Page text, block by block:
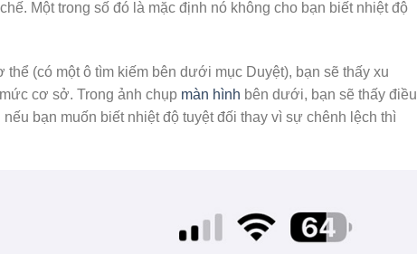
Một trong số đó là mặc định nó không cho bạn biết nhiệt độ
(có một ô tìm kiếm bên dưới mục Duyệt), bạn sẽ thấy xu
cơ sở. Trong ảnh chụp màn hình bên dưới, bạn sẽ thấy điều
bạn muốn biết nhiệt độ tuyệt đối thay vì sự chênh lệch thì